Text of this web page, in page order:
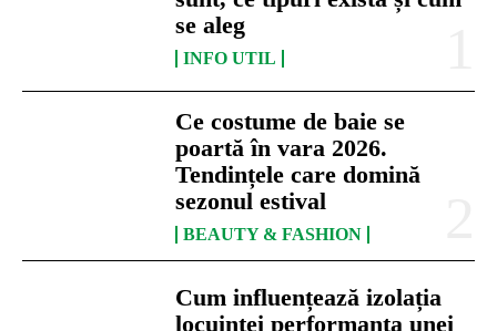
se aleg
INFO UTIL
Ce costume de baie se
poartă în vara 2026.
Tendințele care domină
sezonul estival
BEAUTY & FASHION
Cum influențează izolația
locuinței performanța unei